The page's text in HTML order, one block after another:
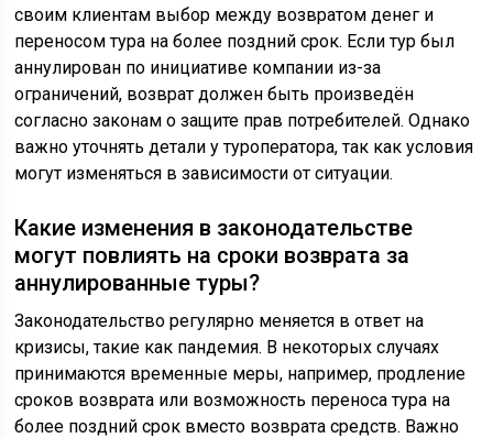
своим клиентам выбор между возвратом денег и
переносом тура на более поздний срок. Если тур был
аннулирован по инициативе компании из-за
ограничений, возврат должен быть произведён
согласно законам о защите прав потребителей. Однако
важно уточнять детали у туроператора, так как условия
могут изменяться в зависимости от ситуации.
Какие изменения в законодательстве
могут повлиять на сроки возврата за
аннулированные туры?
Законодательство регулярно меняется в ответ на
кризисы, такие как пандемия. В некоторых случаях
принимаются временные меры, например, продление
сроков возврата или возможность переноса тура на
более поздний срок вместо возврата средств. Важно